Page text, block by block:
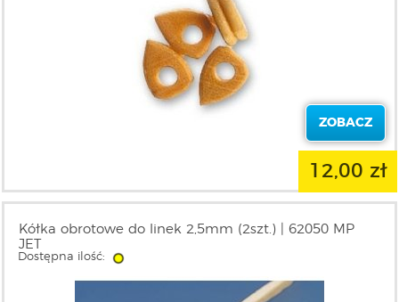
ZOBACZ
12,00 zł
Kółka obrotowe do linek 2,5mm (2szt.) | 62050 MP
JET
Dostępna ilość: